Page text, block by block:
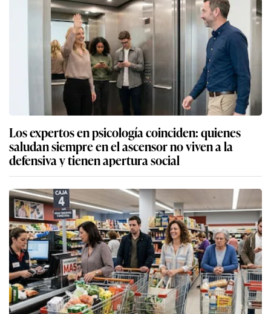
Los expertos en psicología coinciden: quienes
saludan siempre en el ascensor no viven a la
defensiva y tienen apertura social